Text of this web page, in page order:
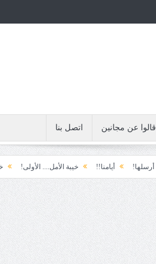
قالوا عن مجانين اتصل بنا
أيامنا!! خيبة الأمل.... الأولى! خذ وطالب